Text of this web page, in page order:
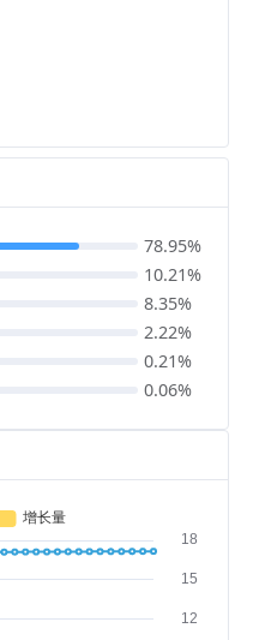
78.95%
10.21%
8.35%
2.22%
0.21%
0.06%